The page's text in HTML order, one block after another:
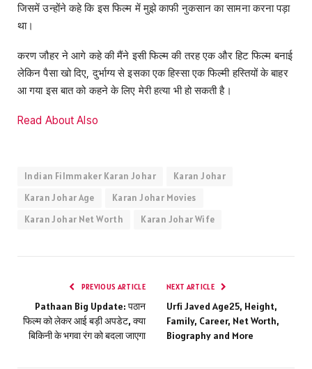
जिसमें उन्होंने कहे कि इस फिल्म में मुझे काफी नुकसान का सामना करना पड़ा
था।
करण जौहर ने आगे कहे की मैंने इसी फिल्म की तरह एक और हिट फिल्म बनाई
लेकिन पैसा खो दिए, दुर्भाग्य से इसका एक हिस्सा एक फिल्मी हस्तियों के बाहर
आ गया इस बात को कहने के लिए मेरी हत्या भी हो सकती है।
Read About Also
Indian Filmmaker Karan Johar
Karan Johar
Karan Johar Age
Karan Johar Movies
Karan Johar Net Worth
Karan Johar Wife
PREVIOUS ARTICLE
Pathaan Big Update: पठान
फिल्म को लेकर आई बड़ी अपडेट, क्या
बिकिनी के भगवा रंग को बदला जाएगा
NEXT ARTICLE
Urfi Javed Age25, Height,
Family, Career, Net Worth,
Biography and More